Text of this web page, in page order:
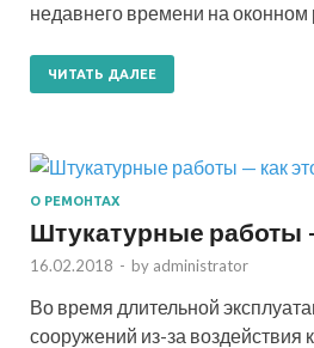
недавнего времени на
ЧИТАТЬ ДАЛЕЕ
О РЕМОНТАХ
Штукатурные работы
16.02.2018 - by administrator
Во время длительной
сооружений из-за воздействия